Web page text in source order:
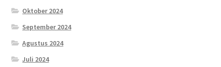
Oktober 2024
September 2024
Agustus 2024
Juli 2024